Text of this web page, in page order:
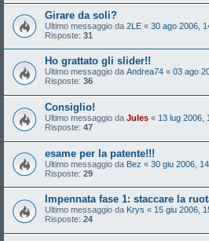
Girare da soli?
Ultimo messaggio da 2LE « 30 ago 2006,
Risposte: 31
Ho grattato gli slider!!
Ultimo messaggio da Andrea74 « 03 ago
Risposte: 36
Consiglio!
Ultimo messaggio da Jules « 13 lug 2006,
Risposte: 47
esame per la patente!!!
Ultimo messaggio da Bez « 30 giu 2006,
Risposte: 29
Impennata fase 1: staccare la
Ultimo messaggio da Krys « 15 giu 2006,
Risposte: 24